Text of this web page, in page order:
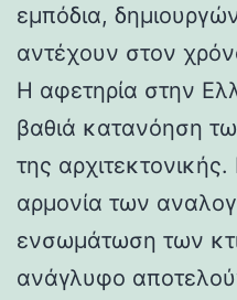
εμπόδια,
αντέχουν στον
Η αφετηρία στην
βαθιά κατανόηση
της
αρμονία των
ενσωμάτωση των
ανάγλυφο